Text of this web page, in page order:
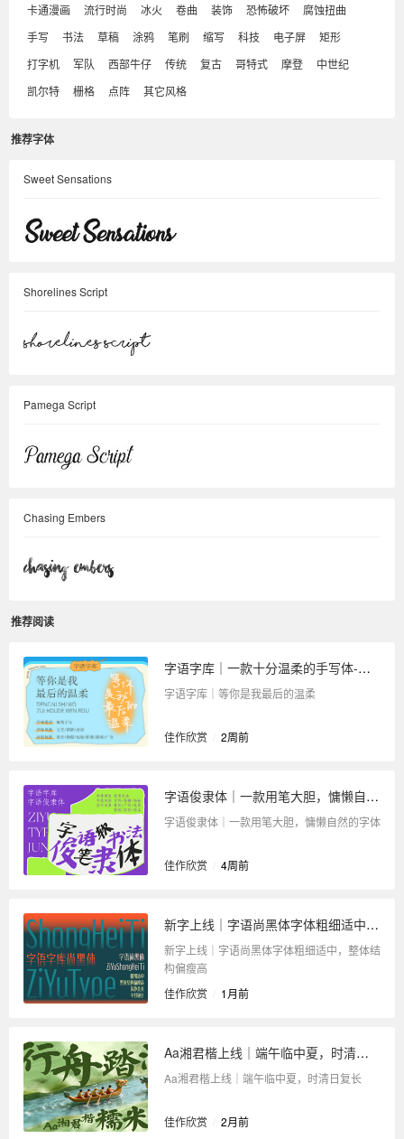
卡通漫画 流行时尚 冰火 卷曲 装饰 恐怖破坏
腐蚀扭曲
手写
书法 草稿 涂鸦 笔刷 缩写 科技 电子屏
矩形
打字机
军队 西部牛仔 传统 复古 哥特式 摩登
中世纪
凯尔特
栅格 点阵 其它风格
推荐字体
Sweet Sensations
Shorelines Script
Pamega Script
Chasing Embers
推荐阅读
字语字库｜一款十分温柔的手写体-等你是我最后的温柔
字语字库｜等你是我最后的温柔
佳作欣赏 2周前
字语俊隶体｜一款用笔大胆，慵懒自然的字体
字语俊隶体｜一款用笔大胆，慵懒自然的字体
佳作欣赏 4周前
新字上线｜字语尚黑体字体粗细适中，整体结构偏瘦高
新字上线｜字语尚黑体字体粗细适中，整体结
构偏瘦高
佳作欣赏
1月前
Aa湘君楷上线｜端午临中夏，时清日复长
Aa湘君楷上线｜端午临中夏，时清日复长
佳作欣赏 2月前